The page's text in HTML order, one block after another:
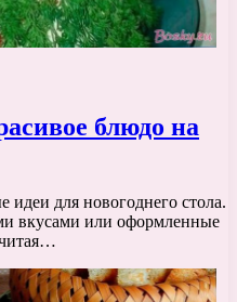
блюдо на
для новогоднего стола.
вкусами или оформленные